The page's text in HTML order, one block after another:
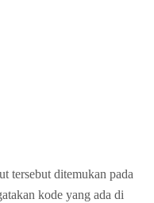
tersebut ditemukan pada
kode yang ada di